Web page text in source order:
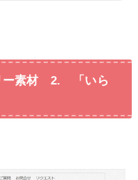
ー素材 2. 「いら